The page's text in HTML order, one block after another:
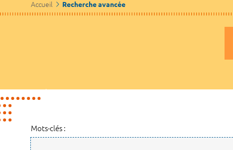
Accueil Recherche avancée
Mots-clés :